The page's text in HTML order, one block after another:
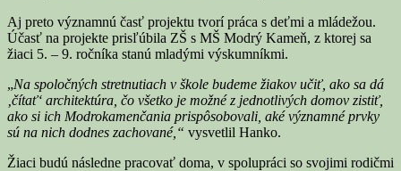
Aj preto významnú časť projektu tvorí práca s deťmi a mládežou.
Účasť na projekte prisľúbila ZŠ s MŠ Modrý Kameň, z ktorej sa
žiaci 5. – 9. ročníka stanú mladými výskumníkmi.
„Na spoločných stretnutiach v škole budeme žiakov učiť, ako sa dá
‚čítať‘ architektúra, čo všetko je možné z jednotlivých domov zistiť,
ako si ich Modrokamenčania prispôsobovali, aké významné prvky
sú na nich dodnes zachované,“ vysvetlil Hanko.
Žiaci budú následne pracovať doma, v spolupráci so svojimi rodičmi